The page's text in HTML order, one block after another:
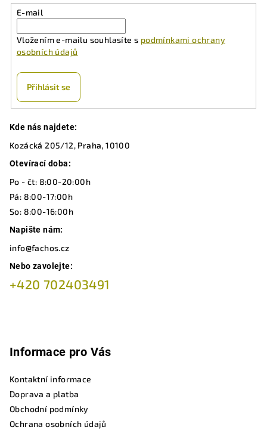
E-mail
Vložením e-mailu souhlasíte s podmínkami ochrany
osobních údajů
Přihlásit se
Kde nás najdete:
Kozácká 205/12, Praha, 10100
Otevírací doba:
Po - čt: 8:00-20:00h
Pá: 8:00-17:00h
So: 8:00-16:00h
Napište nám:
info@fachos.cz
Nebo zavolejte:
+420 702403491
Informace pro Vás
Kontaktní informace
Doprava a platba
Obchodní podmínky
Ochrana osobních údajů